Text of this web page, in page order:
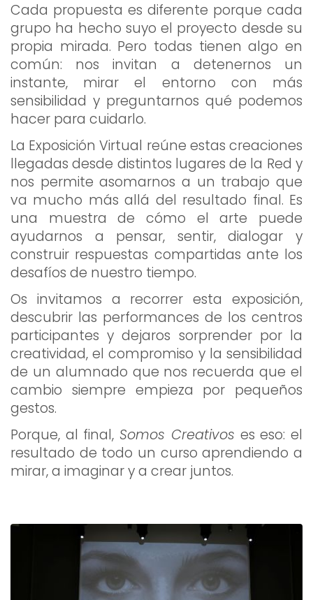
Cada propuesta es diferente porque cada
grupo ha hecho suyo el proyecto desde su
propia mirada. Pero todas tienen algo en
común: nos invitan a detenernos un
instante, mirar el entorno con más
sensibilidad y preguntarnos qué podemos
hacer para cuidarlo.
La Exposición Virtual reúne estas creaciones
llegadas desde distintos lugares de la Red y
nos permite asomarnos a un trabajo que
va mucho más allá del resultado final. Es
una muestra de cómo el arte puede
ayudarnos a pensar, sentir, dialogar y
construir respuestas compartidas ante los
desafíos de nuestro tiempo.
Os invitamos a recorrer esta exposición,
descubrir las performances de los centros
participantes y dejaros sorprender por la
creatividad, el compromiso y la sensibilidad
de un alumnado que nos recuerda que el
cambio siempre empieza por pequeños
gestos.
Porque, al final, Somos Creativos es eso: el
resultado de todo un curso aprendiendo a
mirar, a imaginar y a crear juntos.